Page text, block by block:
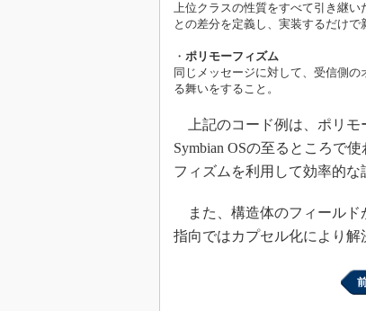
上位クラスの性質をすべて引き継
との差分を定義し、実装するだけで
・ ポリモーフィズム
同じメッセージに対して、受信側
る舞いをすること。
上記のコード例は、ポリモ
Symbian OSの至るところで
フィズムを利用して効率的な
また、構造体のフィールド
指向ではカプセル化により解